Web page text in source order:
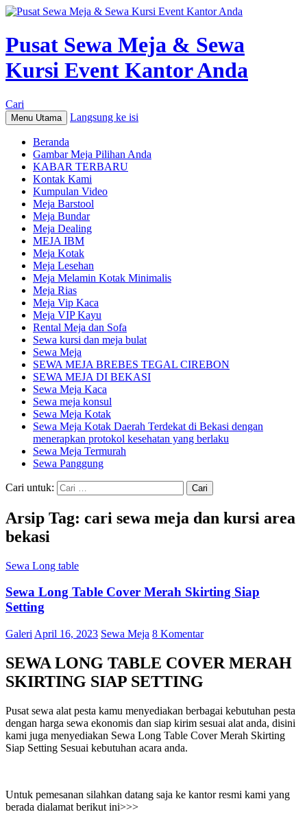
Pusat Sewa Meja & Sewa
Kursi Event Kantor Anda
Cari
Menu Utama Langsung ke isi
Beranda
Gambar Meja Pilihan Anda
KABAR TERBARU
Kontak Kami
Kumpulan Video
Meja Barstool
Meja Bundar
Meja Dealing
MEJA IBM
Meja Kotak
Meja Lesehan
Meja Melamin Kotak Minimalis
Meja Rias
Meja Vip Kaca
Meja VIP Kayu
Rental Meja dan Sofa
Sewa kursi dan meja bulat
Sewa Meja
SEWA MEJA BREBES TEGAL CIREBON
SEWA MEJA DI BEKASI
Sewa Meja Kaca
Sewa meja konsul
Sewa Meja Kotak
Sewa Meja Kotak Daerah Terdekat di Bekasi dengan
menerapkan protokol kesehatan yang berlaku
Sewa Meja Termurah
Sewa Panggung
Cari untuk:
Arsip Tag: cari sewa meja dan kursi area
bekasi
Sewa Long table
Sewa Long Table Cover Merah Skirting Siap
Setting
Galeri April 16, 2023 Sewa Meja 8 Komentar
SEWA LONG TABLE COVER MERAH
SKIRTING SIAP SETTING
Pusat sewa alat pesta kamu menyediakan berbagai kebutuhan pesta
dengan harga sewa ekonomis dan siap kirim sesuai alat anda, disini
kami juga menyediakan Sewa Long Table Cover Merah Skirting
Siap Setting Sesuai kebutuhan acara anda.
Untuk pemesanan silahkan datang saja ke kantor resmi kami yang
berada dialamat berikut ini>>>